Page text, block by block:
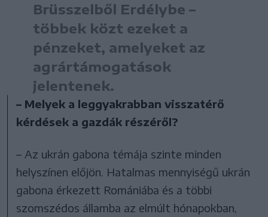
Brüsszelből Erdélybe –
többek közt ezeket a
pénzeket, amelyeket az
agrártámogatások
jelentenek.
– Melyek a leggyakrabban visszatérő
kérdések a gazdák részéről?
– Az ukrán gabona témája szinte minden
helyszínen előjön. Hatalmas mennyiségű ukrán
gabona érkezett Romániába és a többi
szomszédos államba az elmúlt hónapokban,